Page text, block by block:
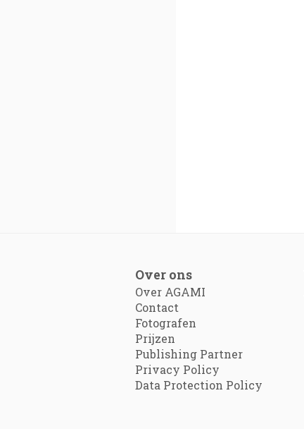
Over ons
Over AGAMI
Contact
Fotografen
Prijzen
Publishing Partner
Privacy Policy
Data Protection Policy